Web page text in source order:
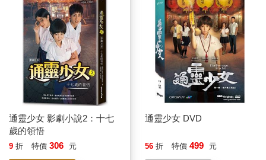
通靈少女 影劇小說2：十七
歲的領悟
9 折 特價 306 元
通靈少女 DVD
56 折 特價 499 元